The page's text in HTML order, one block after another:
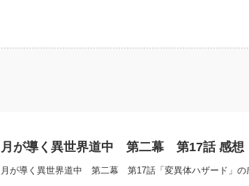
月が導く異世界道中 第二幕 第17話 感想
月が導く異世界道中 第二幕 第17話「変異体ハザード」の